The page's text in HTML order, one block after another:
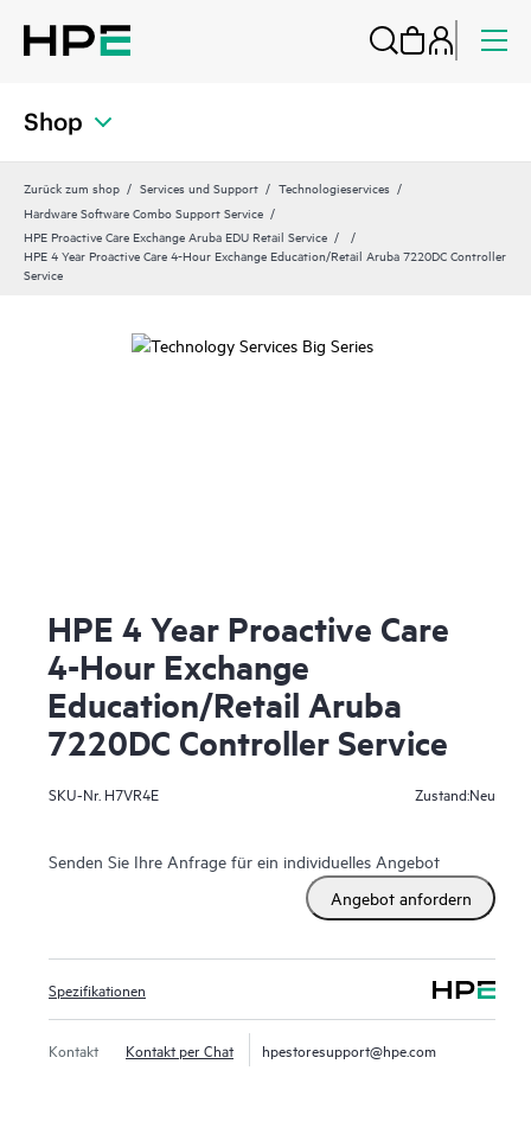
Shop
Zurück zum shop Services und Support
Technologieservices
Hardware Software Combo Support Service
HPE Proactive Care Exchange Aruba EDU Retail Service
HPE 4 Year Proactive Care 4-Hour Exchange Education/Retail Aruba 7220DC Controller
Service
HPE 4 Year Proactive Care
4-Hour Exchange
Education/Retail Aruba
7220DC Controller Service
SKU-Nr. H7VR4E Zustand:Neu
Senden Sie Ihre Anfrage für ein individuelles Angebot
Angebot anfordern
Spezifikationen
Kontakt Kontakt per Chat hpestoresupport@hpe.com